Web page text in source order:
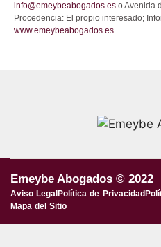
info@emeybeabogados.es o Avenida
Procedencia: El propio interesado;
www.emeybeabogados.es.
Emeybe Abogados © 2022
Aviso LegalPolítica de Privacidad
Mapa del Sitio